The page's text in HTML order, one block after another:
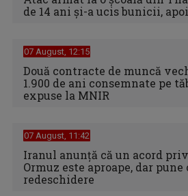
de 14 ani și-a ucis bunicii,
07 August, 12:15
Două contracte de muncă
1.900 de ani consemnate pe
expuse la MNIR
07 August, 11:42
Iranul anunță că un acord
Ormuz este aproape, dar
redeschidere